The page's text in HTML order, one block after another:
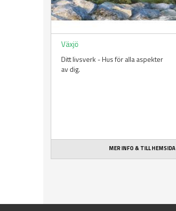
Växjö
Ditt livsverk - Hus för alla aspekter
av dig.
MER INFO & TILL HEMSIDA